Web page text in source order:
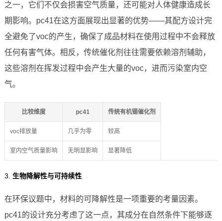
之一，它们不仅会损害空气质量，还可能对人体健康造成长
期影响。pc41在这方面展现出显著的优势——其配方设计完
全避免了voc的产生，确保了成品材料在使用过程中不会释放
任何有害气体。相反，传统催化剂往往需要依赖溶剂辅助，
这些溶剂在挥发过程中会产生大量的voc，进而污染室内空
气。
比较维度 pc41 传统有机锡催化剂
voc排放量 几乎为零 较高
室内空气质量影响 无明显影响 显著降低
3. 生物降解性与可持续性
在环保议题中，材料的可降解性是一项重要的考量因素。
pc41的设计充分考虑了这一点，其成分在自然条件下能够逐